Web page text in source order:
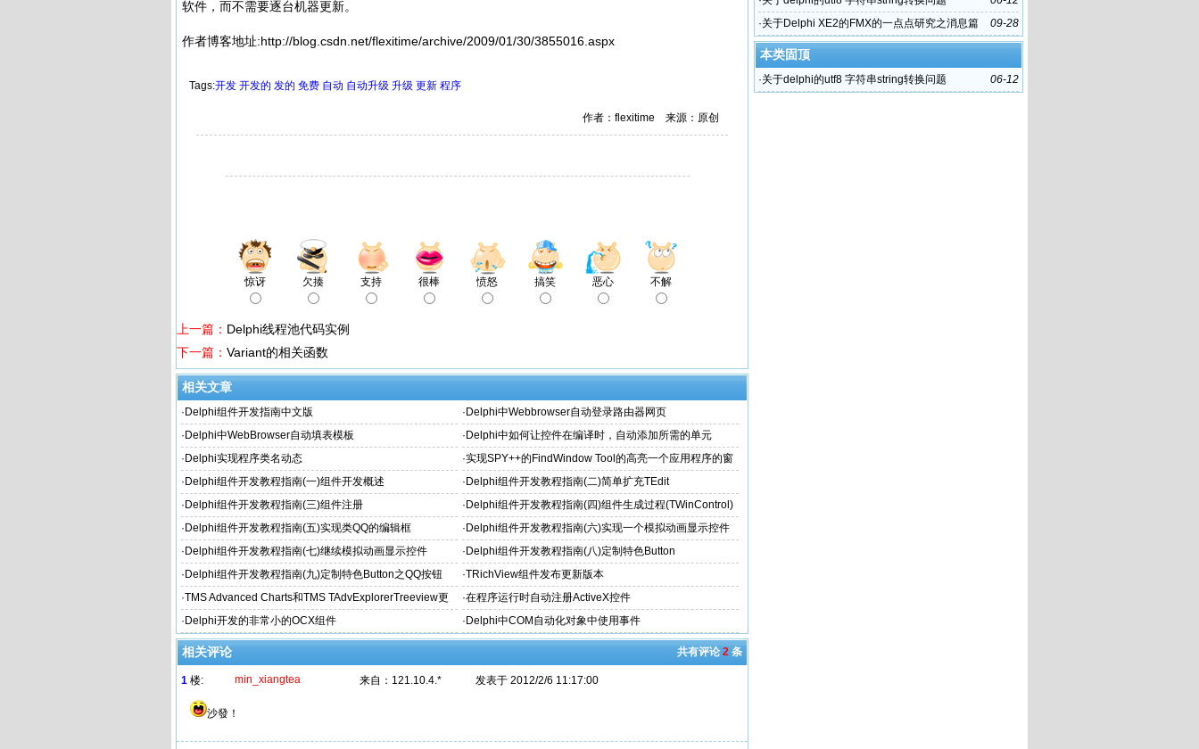
软件，而不需要逐台机器更新。
作者博客地址:http://blog.csdn.net/flexitime/archive/2009/01/30/3855016.aspx
Tags:开发 开发的 发的 免费 自动 自动升级 升级 更新 程序
作者：flexitime 来源：原创
惊讶 欠揍 支持 很棒 愤怒 搞笑 恶心 不解
上一篇： Delphi线程池代码实例
下一篇： Variant的相关函数
相关文章
· Delphi组件开发指南中文版 · Delphi中Webbrowser自动登录路由器网页
· Delphi中WebBrowser自动填表模板 · Delphi中如何让控件在编译时，自动添加所需的单元
· Delphi实现程序类名动态 ·实现SPY++的FindWindow Tool的高亮一个应用程序的窗
体或内部Object的边缘
· Delphi组件开发教程指南(一)组件开发概述 · Delphi组件开发教程指南(二)简单扩充TEdit
· Delphi组件开发教程指南(三)组件注册 · Delphi组件开发教程指南(四)组件生成过程(TWinControl)
· Delphi组件开发教程指南(五)实现类QQ的编辑框 · Delphi组件开发教程指南(六)实现一个模拟动画显示控件
· Delphi组件开发教程指南(七)继续模拟动画显示控件 · Delphi组件开发教程指南(八)定制特色Button
· Delphi组件开发教程指南(九)定制特色Button之QQ按钮 ·TRichView组件发布更新版本
·TMS Advanced Charts和TMS TAdvExplorerTreeview更
新
·在程序运行时自动注册ActiveX控件
· Delphi开发的非常小的OCX组件 · Delphi中COM自动化对象中使用事件
共有评论 2 条
相关评论
1 楼: min_xiangtea 来自： 121.10.4.* 发表于 2012/2/6 11:17:00
沙發！
09-28
·关于Delphi XE2的FMX的一点点研究之消息篇
本类固顶
06-12
·关于delphi的utf8 字符串string转换问题